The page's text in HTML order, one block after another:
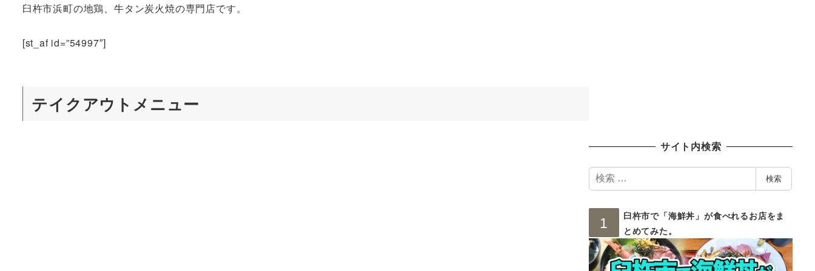
臼杵市浜町の地鶏、牛タン炭火焼の専門店です。
[st_af id=”54997″]
テイクアウトメニュー
サイト内検索
検
索
検索
臼杵市で「海鮮丼」が食べれるお店をま
とめてみた。